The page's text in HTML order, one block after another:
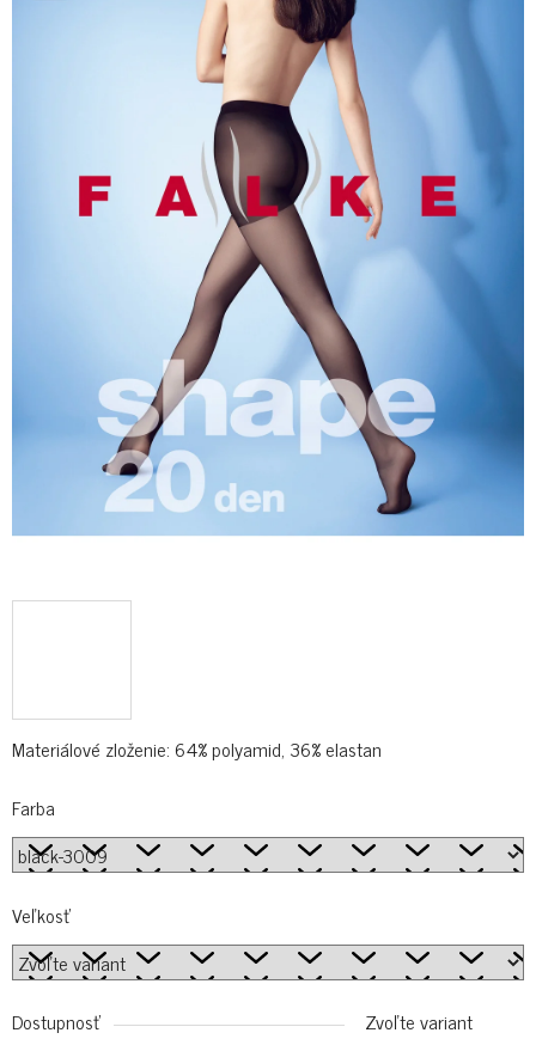
Materiálové zloženie: 64% polyamid, 36% elastan
Farba
Veľkosť
Dostupnosť
Zvoľte variant